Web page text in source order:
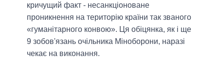
кричущий факт - несанкціоноване
проникнення на територію країни так званого
«гуманітарного конвою». Ця обіцянка, як і ще
9 зобов'язань очільника Міноборони, наразі
чекає на виконання.